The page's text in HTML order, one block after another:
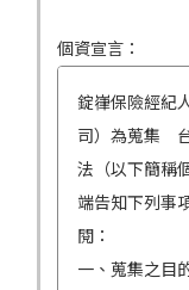
個資宣言：
錠嵂保險經紀
司）為蒐集
法（以下簡稱
端告知下列
閱：
一、蒐集之目